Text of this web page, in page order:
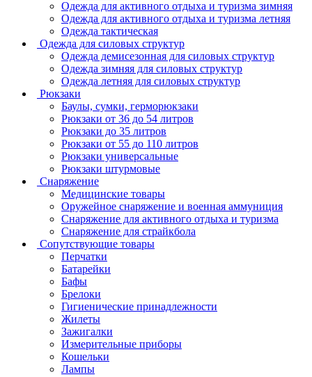
Одежда для активного отдыха и туризма зимняя
Одежда для активного отдыха и туризма летняя
Одежда тактическая
Одежда для силовых структур
Одежда демисезонная для силовых структур
Одежда зимняя для силовых структур
Одежда летняя для силовых структур
Рюкзаки
Баулы, сумки, герморюкзаки
Рюкзаки от 36 до 54 литров
Рюкзаки до 35 литров
Рюкзаки от 55 до 110 литров
Рюкзаки универсальные
Рюкзаки штурмовые
Снаряжение
Медицинские товары
Оружейное снаряжение и военная аммуниция
Снаряжение для активного отдыха и туризма
Снаряжение для страйкбола
Сопутствующие товары
Перчатки
Батарейки
Бафы
Брелоки
Гигиенические принадлежности
Жилеты
Зажигалки
Измерительные приборы
Кошельки
Лампы